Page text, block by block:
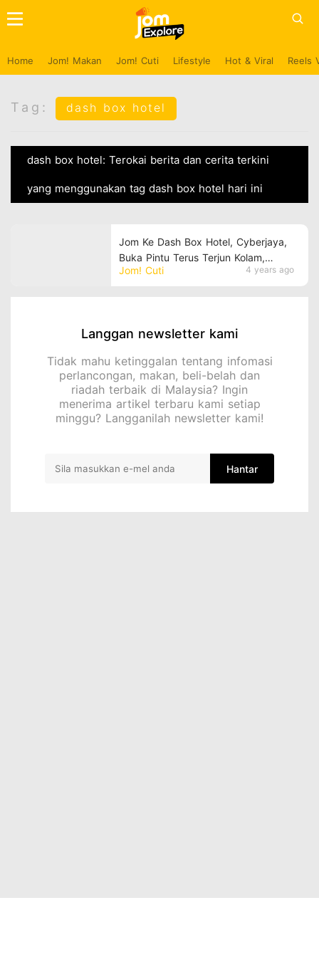
Home Jom! Makan Jom! Cuti Lifestyle Hot & Viral Reels
Tag: dash box hotel
dash box hotel: Terokai berita dan cerita terkini
yang menggunakan tag dash box hotel hari ini
Jom! Cuti 4 years ago
Jom Ke Dash Box Hotel, Cyberjaya,
Buka Pintu Terus Terjun Kolam,
Bestnya!
Langgan newsletter kami
Tidak mahu ketinggalan tentang infomasi
perlancongan, makan, beli-belah dan
riadah terbaik di Malaysia? Ingin
menerima artikel terbaru kami setiap
minggu? Langganilah newsletter kami!
Hantar